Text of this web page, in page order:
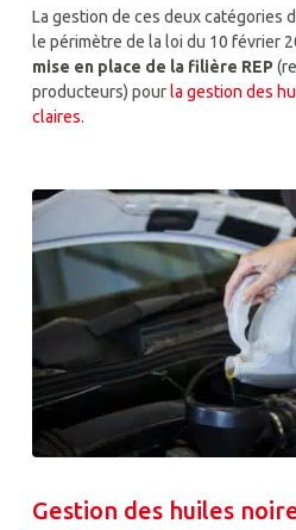
La gestion de ces deux catégories
le périmètre de la loi du 10 février
mise en place de la filière REP
producteurs) pourla gestion des
claires.
Gestion des huiles